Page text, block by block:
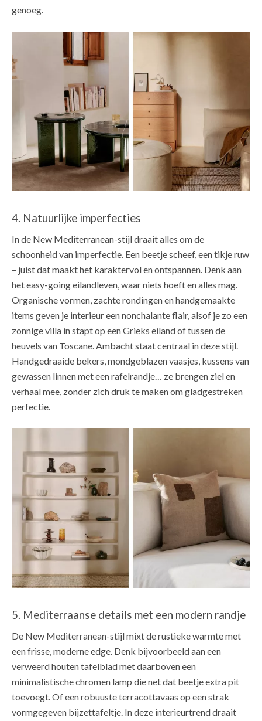
genoeg.
4. Natuurlijke imperfecties
In de New Mediterranean-stijl draait alles om de
schoonheid van imperfectie. Een beetje scheef, een tikje ruw
– juist dat maakt het karaktervol en ontspannen. Denk aan
het easy-going eilandleven, waar niets hoeft en alles mag.
Organische vormen, zachte rondingen en handgemaakte
items geven je interieur een nonchalante flair, alsof je zo een
zonnige villa in stapt op een Grieks eiland of tussen de
heuvels van Toscane. Ambacht staat centraal in deze stijl.
Handgedraaide bekers, mondgeblazen vaasjes, kussens van
gewassen linnen met een rafelrandje… ze brengen ziel en
verhaal mee, zonder zich druk te maken om gladgestreken
perfectie.
5. Mediterraanse details met een modern randje
De New Mediterranean-stijl mixt de rustieke warmte met
een frisse, moderne edge. Denk bijvoorbeeld aan een
verweerd houten tafelblad met daarboven een
minimalistische chromen lamp die net dat beetje extra pit
toevoegt. Of een robuuste terracottavaas op een strak
vormgegeven bijzettafeltje. In deze interieurtrend draait